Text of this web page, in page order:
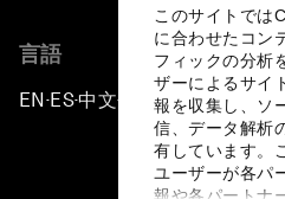
このサイトでは
に合わせたコン
フィックの分析
ザーによるサイ
報を収集し、ソ
信、データ解析
有しています。
ユーザーが各パ
言語
EN ▪ES▪中文▪ 日本語